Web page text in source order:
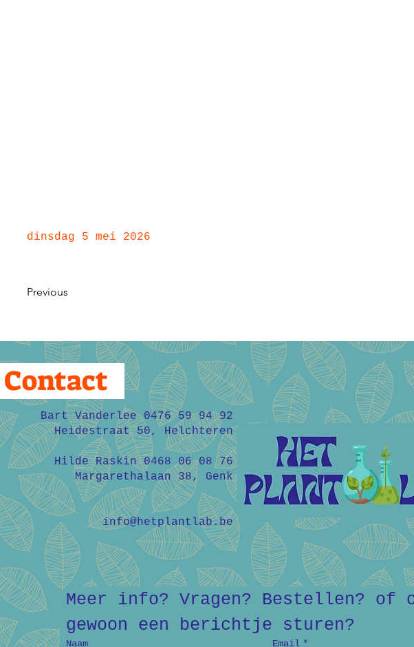
dinsdag 5 mei 2026
Previous
Bart Vanderlee 0476 59 94 92
Heidestraat 50, Helchteren
Hilde Raskin 0468 06 08 76
Margarethalaan 38, Genk
info@hetplantlab.be
Contact
Meer info? Vragen? Bestellen? of
gewoon een berichtje sturen?
Naam Email *